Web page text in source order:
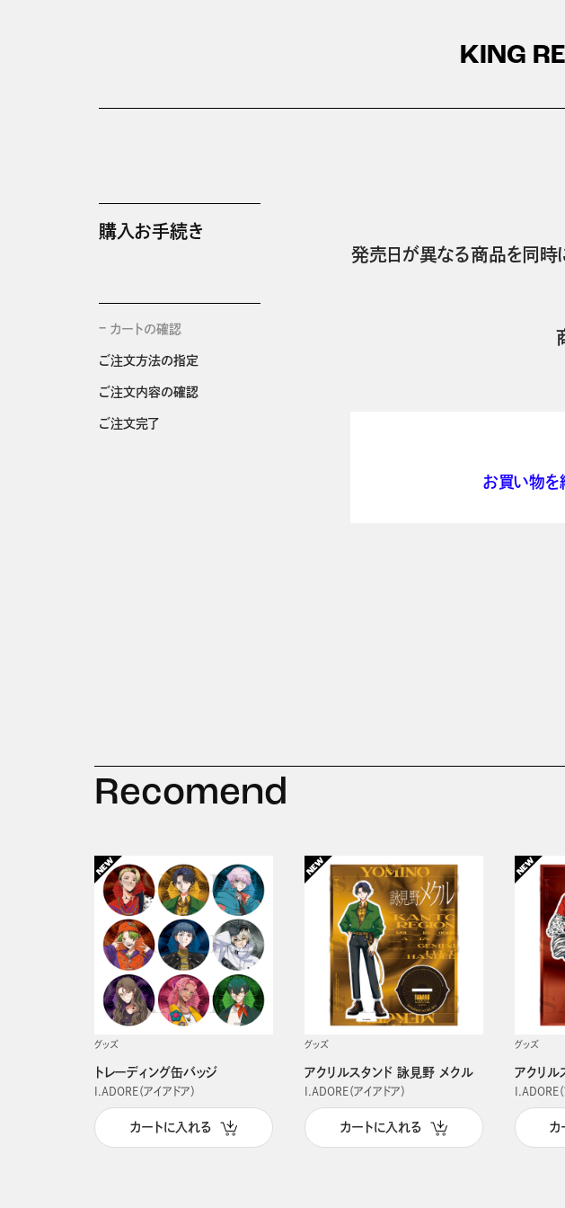
KING
購入お手続き
カートの確認
ご注文方法の指定
ご注文内容の確認
ご注文完了
発売日が異なる商品を同時
お買い物を
Recomend
グッズ
トレーディング缶バッジ
I.ADORE（アイアドア）
カートに入れる
グッズ
アクリルスタンド 詠見野 メクル
I.ADORE（アイアドア）
カートに入れる
グッズ
アクリル
I.ADORE
カ